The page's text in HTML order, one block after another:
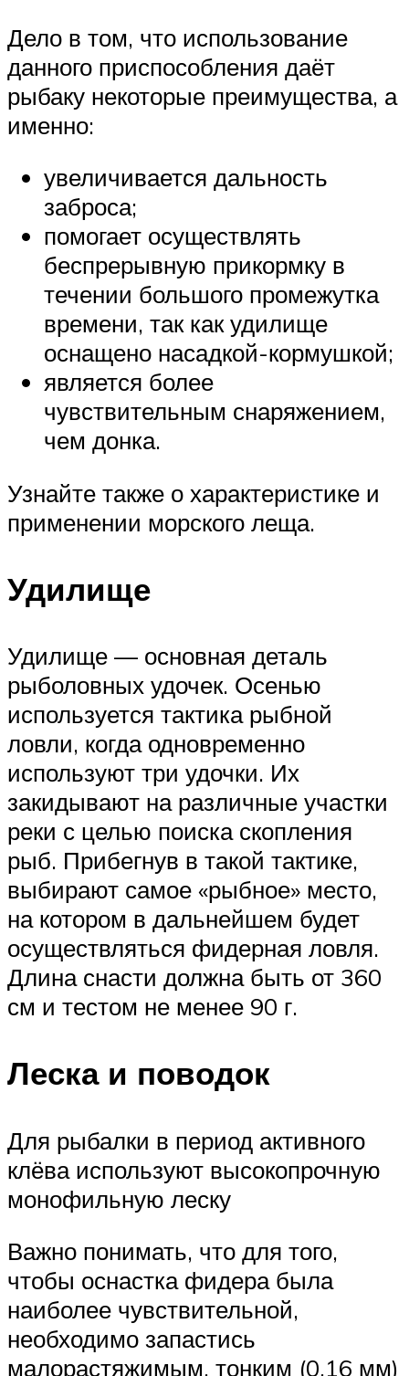
Дело в том, что использование
данного приспособления даёт
рыбаку некоторые преимущества, а
именно:
увеличивается дальность
заброса;
помогает осуществлять
беспрерывную прикормку в
течении большого промежутка
времени, так как удилище
оснащено насадкой-кормушкой;
является более
чувствительным снаряжением,
чем донка.
Узнайте также о характеристике и
применении морского леща.
Удилище
Удилище — основная деталь
рыболовных удочек. Осенью
используется тактика рыбной
ловли, когда одновременно
используют три удочки. Их
закидывают на различные участки
реки с целью поиска скопления
рыб. Прибегнув в такой тактике,
выбирают самое «рыбное» место,
на котором в дальнейшем будет
осуществляться фидерная ловля.
Длина снасти должна быть от 360
см и тестом не менее 90 г.
Леска и поводок
Для рыбалки в период активного
клёва используют высокопрочную
монофильную леску
Важно понимать, что для того,
чтобы оснастка фидера была
наиболее чувствительной,
необходимо запастись
малорастяжимым, тонким (0,16 мм)